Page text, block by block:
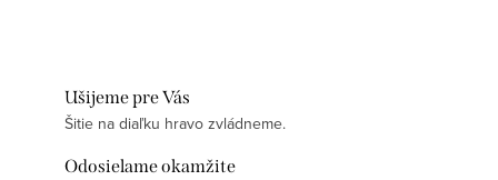
Ušijeme pre Vás
Šitie na diaľku hravo zvládneme.
Odosielame okamžite